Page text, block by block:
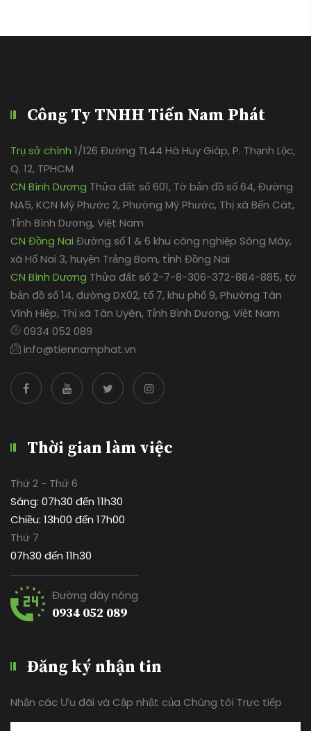
Công Ty TNHH Tiến Nam Phát
Trụ sở chính 1/126 Đường TL44 Hà Huy Giáp, P. Thạnh Lộc,
Q. 12, TPHCM
CN Bình Dương Thửa đất số 601, Tờ bản đồ số 64, Đường
NA5, KCN Mỹ Phước 2, Phường Mỹ Phước, Thị xã Bến Cát,
Tỉnh Bình Dương, Việt Nam
CN Đồng Nai Đường số 1 & 6 khu công nghiệp Sông Mây,
xã Hố Nai 3, huyện Trảng Bom, tỉnh Đồng Nai
CN Bình Dương Thửa đất số 2-7-8-306-372-884-885, tờ
bản đồ số 14, đường DX02, tổ 7, khu phố 9, Phường Tân
Vĩnh Hiệp, Thị xã Tân Uyên, Tỉnh Bình Dương, Việt Nam
0934 052 089
info@tiennamphat.vn
Thời gian làm việc
Thứ 2 - Thứ 6
Sáng: 07h30 đến 11h30
Chiều: 13h00 đến 17h00
Thứ 7
07h30 đến 11h30
Đường dây nóng
0934 052 089
Đăng ký nhận tin
Nhận các Ưu đãi và Cập nhật của Chúng tôi Trực tiếp